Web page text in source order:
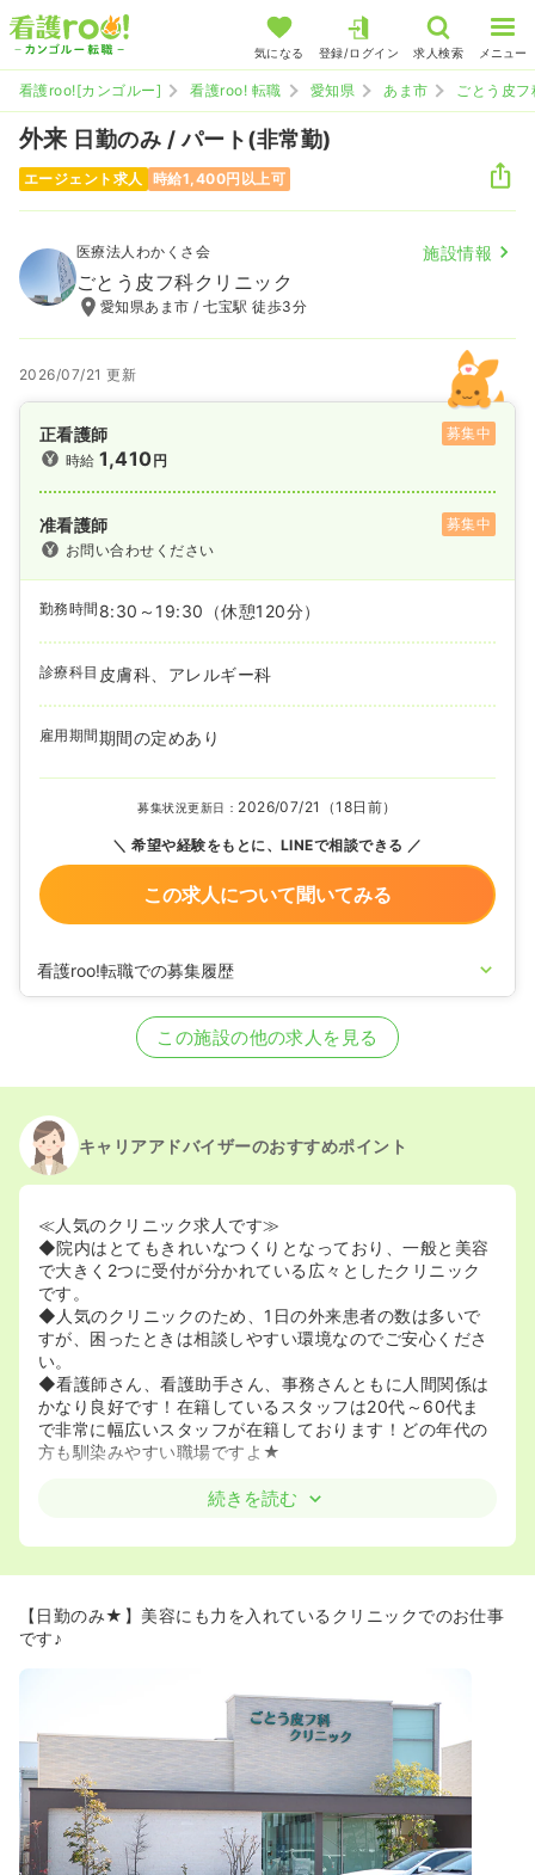
気になる 登録/ログイン 求人検索 メニュー
看護roo![カンゴルー] 看護roo! 転職 愛知県 あま市 ごとう皮
外来 日勤のみ / パート(非常勤)
エージェント求人 時給1,400円以上可
医療法人わかくさ会 施設情報
ごとう皮フ科クリニック
愛知県あま市 / 七宝駅 徒歩3分
2026/07/21 更新
正看護師
募集中
時給1,410円
准看護師
募集中
お問い合わせください
勤務時間 8:30～19:30 （休憩120分）
診療科目 皮膚科、アレルギー科
雇用期間期間の定めあり
募集状況更新日： 2026/07/21（18日前）
希望や経験をもとに、LINEで相談できる
この求人について聞いてみる
看護roo!転職での募集履歴
正・准看護師を休止中
この施設の他の求人を見る
キャリアアドバイザーのおすすめポイント
≪人気のクリニック求人です≫
◆院内はとてもきれいなつくりとなっており、一般と美容
で大きく2つに受付が分かれている広々としたクリニック
です。
◆人気のクリニックのため、1日の外来患者の数は多いで
すが、困ったときは相談しやすい環境なのでご安心くださ
い。
◆看護師さん、看護助手さん、事務さんともに人間関係は
かなり良好です！在籍しているスタッフは20代～60代ま
で非常に幅広いスタッフが在籍しております！どの年代の
方も馴染みやすい職場ですよ★
≪美容系に興味のある方にもオススメです≫
す。全体の診療の3～4割が美容診療で、レーザー、ピーリ
るにも人気な求人です！
◆一般診療と美容診療どちらも経験できるので、幅広い知
≪給与を上げたい！という方へ≫
◆当クリニックの給与ははじめは一律の支給になります
が、在籍を続けることで1年に1回必ず昇給がございます！
昇給率もかなり高いため、がんばった分給与も大事にした
い！という方にも非常におすすめです！
続きを読む
【日勤のみ★】美容にも力を入れているクリニックでのお仕事
です♪